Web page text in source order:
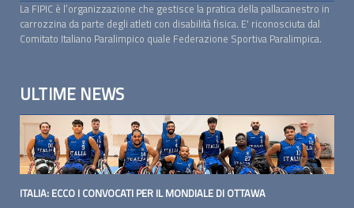
La FIPIC è l’organizzazione che gestisce la pratica della pallacanestro in
carrozzina da parte degli atleti con disabilità fisica. E' riconosciuta dal
Comitato Italiano Paralimpico quale Federazione Sportiva Paralimpica.
ULTIME NEWS
ITALIA: ECCO I CONVOCATI PER IL MONDIALE DI OTTAWA